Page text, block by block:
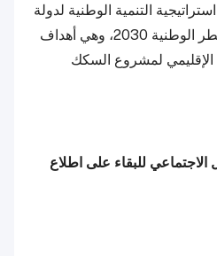
التنمية الوطنية لدولة
قطر 2025-2030 ورؤية قطر الوطنية 2030، وهي أهداف
لمشروع السكك
للبقاء على اطلاع